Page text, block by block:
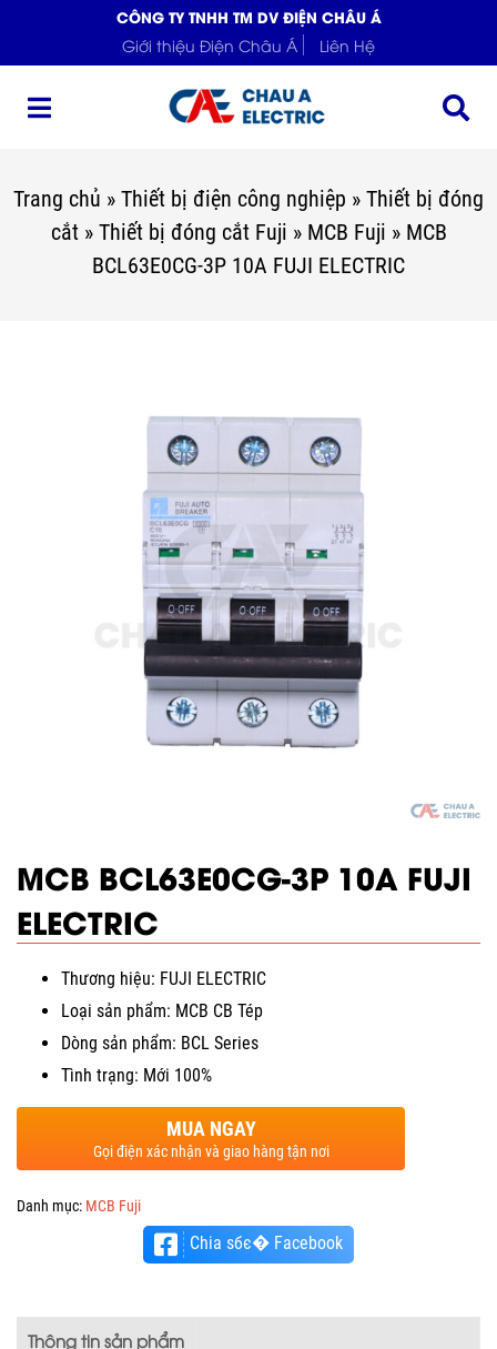
CÔNG TY TNHH TM DV ĐIỆN CHÂU Á
Giới thiệu Điện Châu Á
Liên Hệ
Trang chủ » Thiết bị điện công nghiệp » Thiết bị đóng
cắt» Thiết bị đóng cắt Fuji » MCB Fuji » MCB
BCL63E0CG-3P 10A FUJI ELECTRIC
MCB BCL63E0CG-3P 10A FUJI
ELECTRIC
Thương hiệu: FUJI ELECTRIC
Loại sản phẩm: MCB CB Tép
Dòng sản phẩm: BCL Series
Tình trạng: Mới 100%
MUA NGAY
Gọi điện xác nhận và giao hàng tận nơi
Danh mục: MCB Fuji
Chia sбє� Facebook
Thông tin sản phẩm